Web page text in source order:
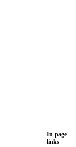
In-page
links